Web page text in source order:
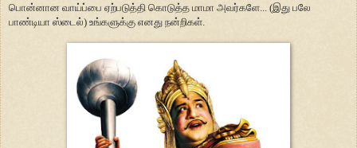
பொன்னான வாய்ப்பை ஏற்படுத்தி கொடுத்த மாமா அவர்களே... (இது பலே
பாண்டியா ஸ்டைல்) உங்களுக்கு எனது நன்றிகள்.